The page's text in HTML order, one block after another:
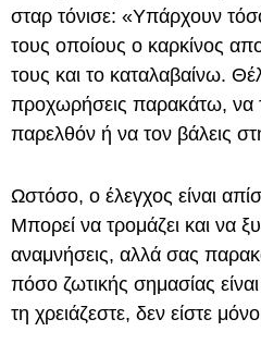
σταρ τόνισε: «Υπάρχουν
τους οποίους ο καρκίνος
τους και το καταλαβαίνω.
προχωρήσεις παρακάτω, να
παρελθόν ή να τον βάλεις
Ωστόσο, ο έλεγχος είναι
Μπορεί να τρομάζει και να
αναμνήσεις, αλλά σας
πόσο ζωτικής σημασίας
τη χρειάζεστε, δεν είστε